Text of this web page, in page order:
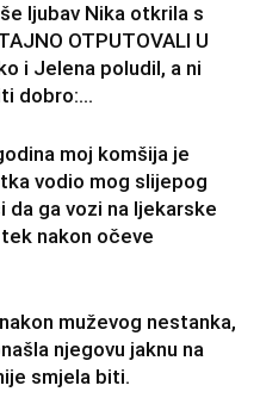
ljubav Nika otkrila s
OTPUTOVALI U
i Jelena poludil, a ni
dobro:...
moj komšija je
vodio mog slijepog
da ga vozi na ljekarske
nakon očeve
muževog nestanka,
njegovu jaknu na
smjela biti.